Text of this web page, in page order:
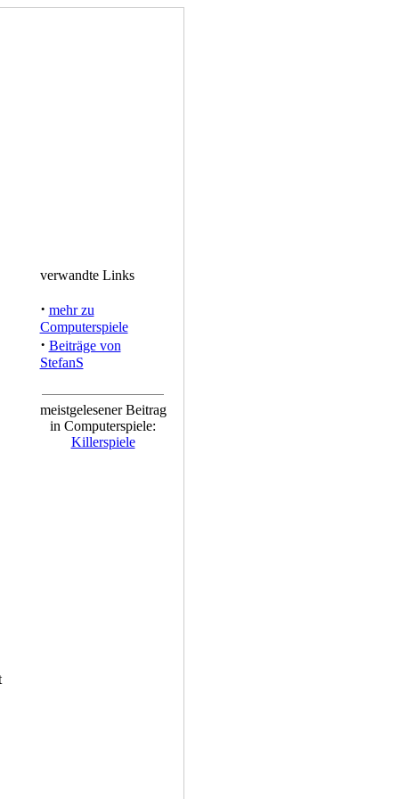
verwandte Links
· mehr zu
Computerspiele
· Beiträge von
StefanS
meistgelesener Beitrag
in Computerspiele:
Killerspiele